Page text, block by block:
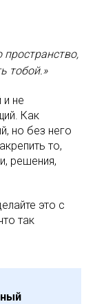
пространство,
тобой.»
и не
Как
но без него
то,
решения,
это с
так